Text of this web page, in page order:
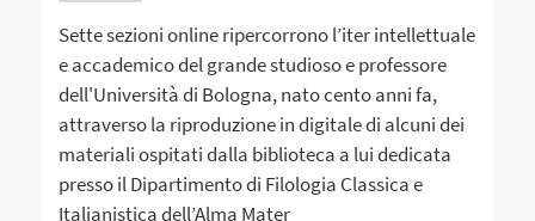
Sette sezioni online ripercorrono l’iter intellettuale
e accademico del grande studioso e professore
dell'Università di Bologna, nato cento anni fa,
attraverso la riproduzione in digitale di alcuni dei
materiali ospitati dalla biblioteca a lui dedicata
presso il Dipartimento di Filologia Classica e
Italianistica dell’Alma Mater